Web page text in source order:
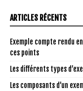
ARTICLES RÉCENTS
Exemple compte rendu
ces points
Les différents types
Les composants d’un